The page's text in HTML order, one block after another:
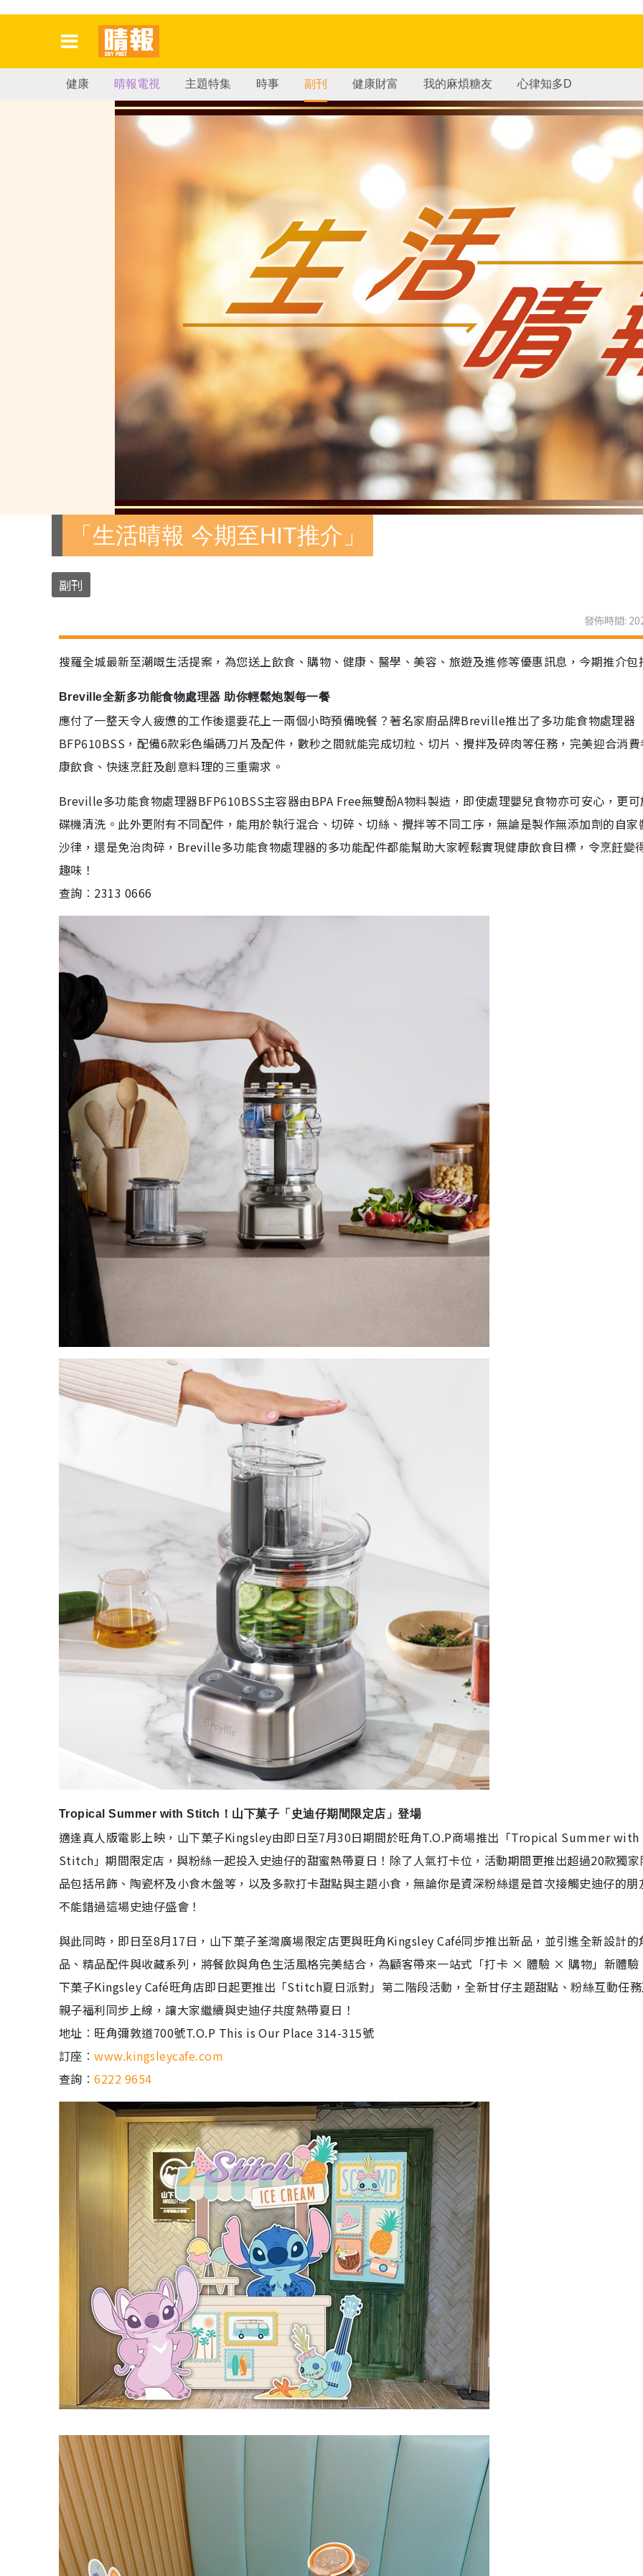
健康 晴報電視 主題特集 時事 副刊 健康財富 我的麻煩糖友 心律知多D
「生活晴報 今期至HIT推介」
副刊
發佈時間:
搜羅全城最新至潮嘅生活提案，為您送上飲食、購物、健康、醫學、美容、旅遊及進修等優惠訊息，今期推介包
Breville全新多功能食物處理器 助你輕鬆炮製每一餐
應付了一整天令人疲憊的工作後還要花上一兩個小時預備晚餐？著名家廚品牌Breville推出了多功能食物處理器
BFP610BSS，配備6款彩色編碼刀片及配件，數秒之間就能完成切粒、切片、攪拌及碎肉等任務，完美迎合消費
康飲食、快速烹飪及創意料理的三重需求。
Breville多功能食物處理器BFP610BSS主容器由BPA Free無雙酚A物料製造，即使處理嬰兒食物亦可安心，更
碟機清洗。此外更附有不同配件，能用於執行混合、切碎、切絲、攪拌等不同工序，無論是製作無添加劑的自家
沙律，還是免治肉碎，Breville多功能食物處理器的多功能配件都能幫助大家輕鬆實現健康飲食目標，令烹飪變
趣味！
查詢︰2313 0666
Tropical Summer with Stitch！山下菓子「史迪仔期間限定店」登場
適逢真人版電影上映，山下菓子Kingsley由即日至7月30日期間於旺角T.O.P商場推出「Tropical Summer with
Stitch」期間限定店，與粉絲一起投入史迪仔的甜蜜熱帶夏日！除了人氣打卡位，活動期間更推出超過20款獨家
品包括吊飾、陶瓷杯及小食木盤等，以及多款打卡甜點與主題小食，無論你是資深粉絲還是首次接觸史迪仔的朋
不能錯過這場史迪仔盛會！
與此同時，即日至8月17日，山下菓子荃灣廣場限定店更與旺角Kingsley Café同步推出新品，並引進全新設計的
品、精品配件與收藏系列，將餐飲與角色生活風格完美結合，為顧客帶來一站式「打卡 × 體驗 × 購物」新體驗
下菓子Kingsley Café旺角店即日起更推出「Stitch夏日派對」第二階段活動，全新甘仔主題甜點、粉絲互動任
親子福利同步上線，讓大家繼續與史迪仔共度熱帶夏日！
地址︰旺角彌敦道700號T.O.P This is Our Place 314-315號
訂座︰www.kingsleycafe.com
查詢︰6222 9654